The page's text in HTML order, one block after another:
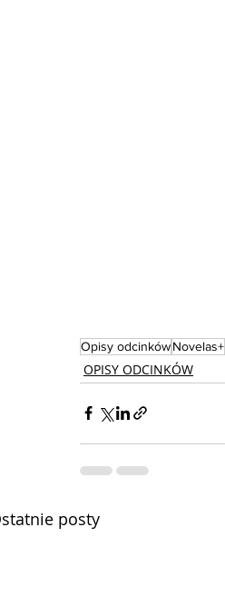
Opisy odcinkówNovelas+
OPISY ODCINKÓW
posty